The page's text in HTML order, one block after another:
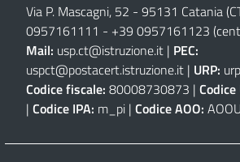
Via P. Mascagni, 52 - 95131 Catania
0957161111 - +39 0957161123
Mail: usp.ct@istruzione.it | PEC:
uspct@postacert.istruzione.it | URP:
Codice fiscale: 80008730873 |
| Codice IPA: m_pi | Codice AOO: